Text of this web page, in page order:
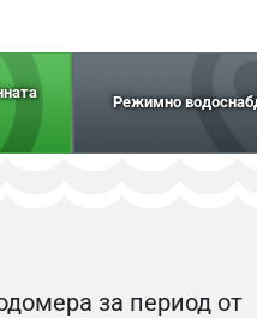
Режимно
за период от